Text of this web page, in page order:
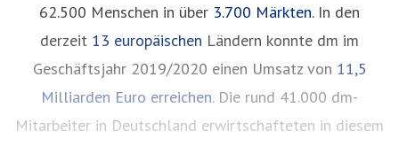
62.500 Menschen in über 3.700 Märkten. In den
derzeit 13 europäischen Ländern konnte dm im
Geschäftsjahr 2019/2020 einen Umsatz von 11,5
Milliarden Euro erreichen. Die rund 41.000 dm-
Mitarbeiter in Deutschland erwirtschafteten in diesem